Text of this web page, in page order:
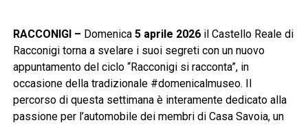
RACCONIGI – Domenica 5 aprile 2026il Castello Reale di
Racconigi torna a svelare i suoi segreti con un nuovo
appuntamento del ciclo “Racconigi si racconta”, in
occasione della tradizionale #domenicalmuseo. Il
percorso di questa settimana è interamente dedicato alla
passione per l’automobile dei membri di Casa Savoia, un